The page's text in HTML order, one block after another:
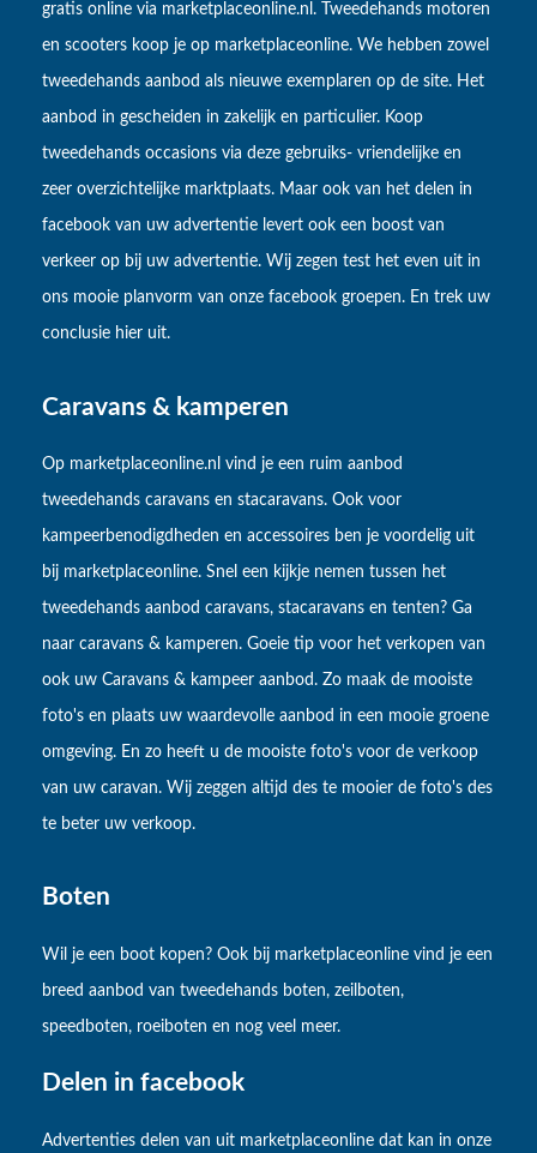
gratis online via marketplaceonline.nl. Tweedehands motoren
en scooters koop je op marketplaceonline. We hebben zowel
tweedehands aanbod als nieuwe exemplaren op de site. Het
aanbod in gescheiden in zakelijk en particulier. Koop
tweedehands occasions via deze gebruiks- vriendelijke en
zeer overzichtelijke marktplaats. Maar ook van het delen in
facebook van uw advertentie levert ook een boost van
verkeer op bij uw advertentie. Wij zegen test het even uit in
ons mooie planvorm van onze facebook groepen. En trek uw
conclusie hier uit.
Caravans & kamperen
Op marketplaceonline.nl vind je een ruim aanbod
tweedehands caravans en stacaravans. Ook voor
kampeerbenodigdheden en accessoires ben je voordelig uit
bij marketplaceonline. Snel een kijkje nemen tussen het
tweedehands aanbod caravans, stacaravans en tenten? Ga
naar caravans & kamperen. Goeie tip voor het verkopen van
ook uw Caravans & kampeer aanbod. Zo maak de mooiste
foto's en plaats uw waardevolle aanbod in een mooie groene
omgeving. En zo heeft u de mooiste foto's voor de verkoop
van uw caravan. Wij zeggen altijd des te mooier de foto's des
te beter uw verkoop.
Boten
Wil je een boot kopen? Ook bij marketplaceonline vind je een
breed aanbod van tweedehands boten, zeilboten,
speedboten, roeiboten en nog veel meer.
Delen in facebook
Advertenties delen van uit marketplaceonline dat kan in onze